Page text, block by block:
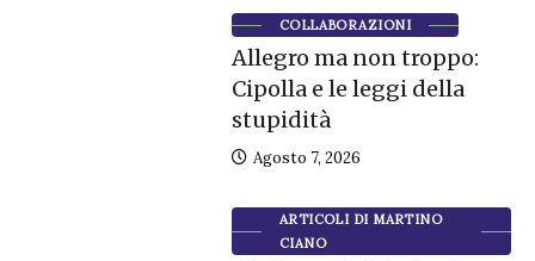
COLLABORAZIONI
Allegro ma non troppo:
Cipolla e le leggi della
stupidità
Agosto 7, 2026
ARTICOLI DI MARTINO
CIANO